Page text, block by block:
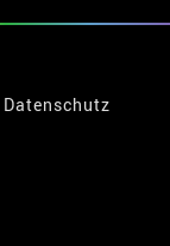
Datenschutz